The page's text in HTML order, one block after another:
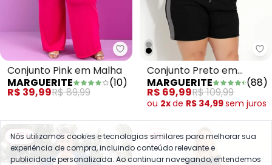
Marguerite - Conjunto Pink em
Conjunto Pink em Malha
MARGUERITE
(10)
R$ 39,99R$ 89,99
Conjunto Preto em
Canelado
MARGUERITE (88)
R$ 69,99R$ 109,99
ou 2xde R$ 34,99sem juros
-25% -18%
Nós utilizamos cookies e tecnologias similares para melhorar sua
experiência de compra, incluindo conteúdo relevante e
publicidade personalizada. Ao continuar navegando, entendemos